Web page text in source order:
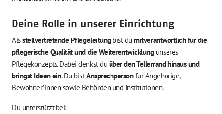
Deine Rolle in unserer Einrichtung
Alsstellvertretende Pflegeleitungbist dumitverantwortlich für die
pflegerische Qualität und die Weiterentwicklungunseres
Pflegekonzepts. Dabei denkst du über den Tellerrand hinaus und
bringst Ideen ein. Du bistAnsprechpersonfür Angehörige,
Bewohner*innen sowie Behörden und Institutionen.
Du unterstützt bei: